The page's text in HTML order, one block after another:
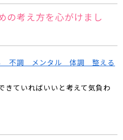
の考え方を心がけまし
きていればいいと考えて気負わ